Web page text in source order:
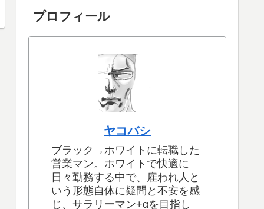
プロフィール
ヤコバシ
ブラック→ホワイトに転職した
営業マン。ホワイトで快適に
日々勤務する中で、雇われ人と
いう形態自体に疑問と不安を感
じ、サラリーマン+αを目指し